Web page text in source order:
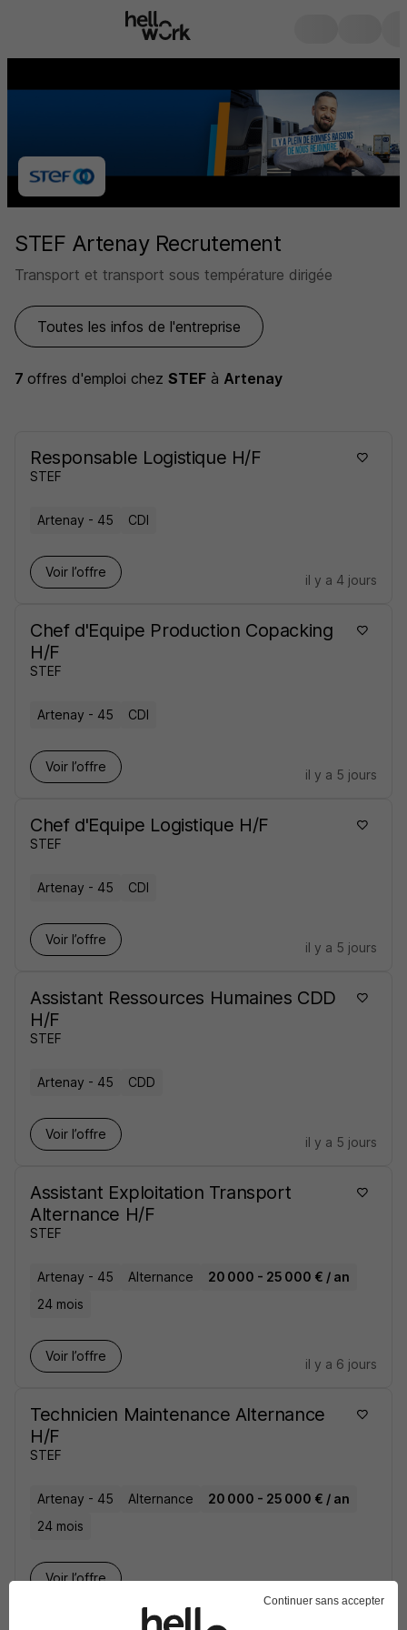
STEF Artenay Recrutement
Transport et transport sous température dirigée
Toutes les infos de l'entreprise
7 offres d'emploi chez STEF à Artenay
Responsable Logistique H/F
STEF
Artenay - 45 CDI
Voir l’offre
il y a 4 jours
Chef d'Equipe Production Copacking
H/F
STEF
Artenay - 45 CDI
Voir l’offre
il y a 5 jours
Chef d'Equipe Logistique H/F
STEF
Artenay - 45 CDI
Voir l’offre
il y a 5 jours
Assistant Ressources Humaines CDD
H/F
STEF
Artenay - 45 CDD
Voir l’offre
il y a 5 jours
Assistant Exploitation Transport
Alternance H/F
STEF
Artenay - 45 Alternance
20 000 - 25 000 € / an
24 mois
Voir l’offre
il y a 6 jours
Technicien Maintenance Alternance
H/F
STEF
Artenay - 45 Alternance
20 000 - 25 000 € / an
24 mois
Voir l’offre
il y a 6 jours
Continuer sans accepter